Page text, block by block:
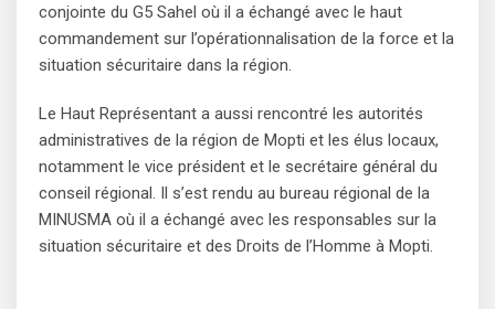
conjointe du G5 Sahel où il a échangé avec le haut
commandement sur l’opérationnalisation de la force et la
situation sécuritaire dans la région.
Le Haut Représentant a aussi rencontré les autorités
administratives de la région de Mopti et les élus locaux,
notamment le vice président et le secrétaire général du
conseil régional. Il s’est rendu au bureau régional de la
MINUSMA où il a échangé avec les responsables sur la
situation sécuritaire et des Droits de l’Homme à Mopti.